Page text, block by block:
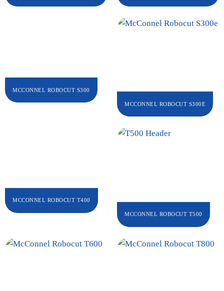
MCCONNEL ROBOCUT S300
MCCONNEL ROBOCUT S300E
MCCONNEL ROBOCUT T400
MCCONNEL ROBOCUT T500